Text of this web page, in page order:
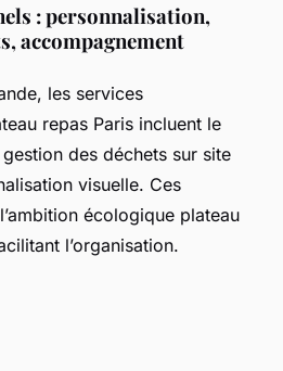
: personnalisation,
accompagnement
les services
repas Paris incluent le
des déchets sur site
visuelle. Ces
écologique plateau
l’organisation.